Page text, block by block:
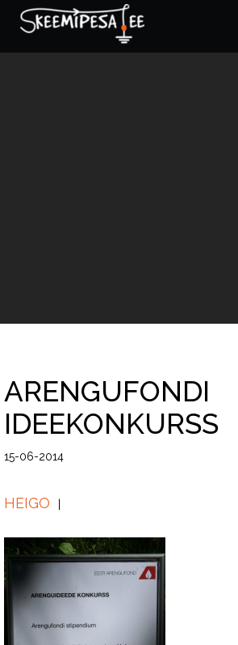
ARENGUFONDI
IDEEKONKURSS
15-06-2014
HEIGO